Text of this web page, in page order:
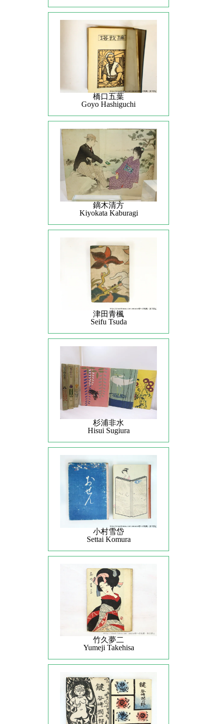
橋口五葉
Goyo Hashiguchi
鏑木清方
Kiyokata Kaburagi
津田青楓
Seifu Tsuda
杉浦非水
Hisui Sugiura
小村雪岱
Settai Komura
竹久夢二
Yumeji Takehisa